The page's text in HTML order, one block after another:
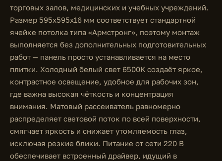
торговых залов, медицинских и учебных учреждений.
Размер 595x595x16 мм соответствует стандартной
ячейке потолка типа «Армстронг», поэтому монтаж
выполняется без дополнительных подготовительных
работ — панель просто устанавливается на место
плитки. Холодный белый свет 6500K создаёт яркое,
контрастное освещение, удобное для рабочих зон,
где важна высокая чёткость и концентрация
внимания. Матовый рассеиватель равномерно
распределяет световой поток по всей поверхности,
смягчает яркость и снижает утомляемость глаз,
исключая резкие блики. Питание от сети 220 В
обеспечивает встроенный драйвер, идущий в